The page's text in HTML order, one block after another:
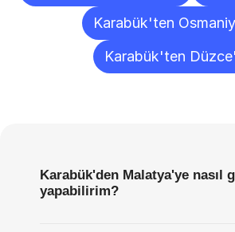
Karabük'ten
Karabük'ten
Karabük'den Malatya'ye nasıl
yapabilirim?